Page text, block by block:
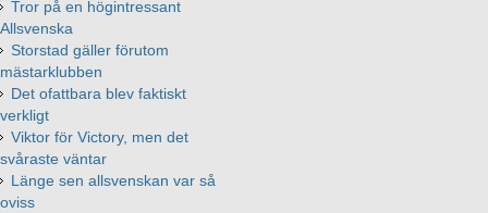
Tror på en högintressant
Allsvenska
Storstad gäller förutom
mästarklubben
Det ofattbara blev faktiskt
verkligt
Viktor för Victory, men det
svåraste väntar
Länge sen allsvenskan var så
oviss